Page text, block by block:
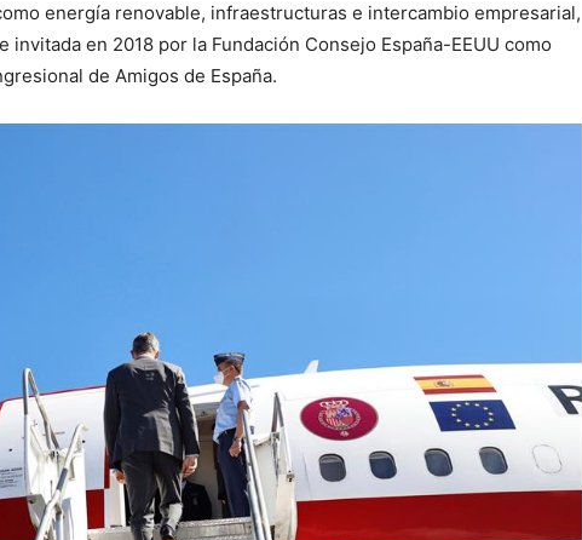
energía renovable, infraestructuras e intercambio empresarial,
invitada en 2018 por la Fundación Consejo España-EEUU como
de Amigos de España.